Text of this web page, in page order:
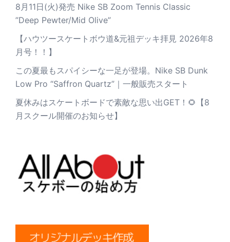
8月11日(火)発売 Nike SB Zoom Tennis Classic
”Deep Pewter/Mid Olive”
【ハウツースケートボウ道&元祖デッキ拝見 2026年8
月号！！】
この夏最もスパイシーな一足が登場。Nike SB Dunk
Low Pro “Saffron Quartz”｜一般販売スタート
夏休みはスケートボードで素敵な思い出GET！🌻【8
月スクール開催のお知らせ】